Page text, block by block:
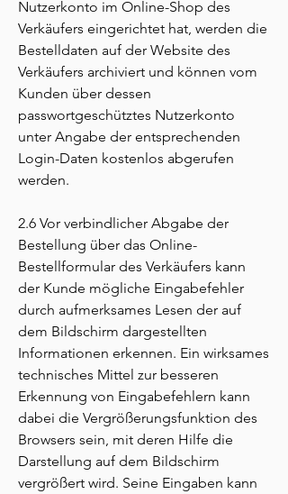
Nutzerkonto im Online-Shop des
Verkäufers eingerichtet hat, werden die
Bestelldaten auf der Website des
Verkäufers archiviert und können vom
Kunden über dessen
passwortgeschütztes Nutzerkonto
unter Angabe der entsprechenden
Login-Daten kostenlos abgerufen
werden.
2.6 Vor verbindlicher Abgabe der
Bestellung über das Online-
Bestellformular des Verkäufers kann
der Kunde mögliche Eingabefehler
durch aufmerksames Lesen der auf
dem Bildschirm dargestellten
Informationen erkennen. Ein wirksames
technisches Mittel zur besseren
Erkennung von Eingabefehlern kann
dabei die Vergrößerungsfunktion des
Browsers sein, mit deren Hilfe die
Darstellung auf dem Bildschirm
vergrößert wird. Seine Eingaben kann